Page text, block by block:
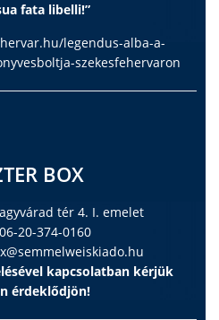
fata libelli!”
legendus-alba-a-
szekesfehervaron
BOX
tér 4. I. emelet
06-20-374-0160
kapcsolatban kérjük
érdeklődjön!